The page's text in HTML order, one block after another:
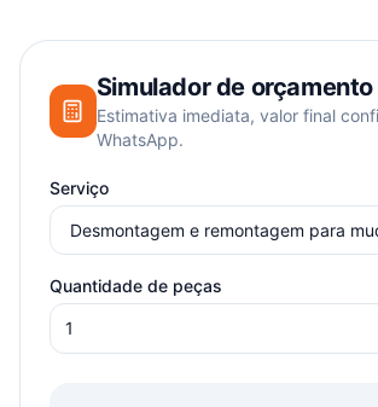
Simulador de orçamento
Estimativa imediata, valor final
WhatsApp.
Serviço
Quantidade de peças